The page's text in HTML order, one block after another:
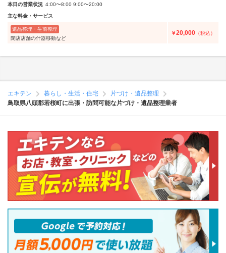
本日の営業状況 4:00〜8:00 9:00〜20:00
主な料金・サービス
遺品整理・生前整理
閉店店舗の什器移動など
￥20,000 （税込）
エキテン 暮らし・生活・住宅
片づけ・遺品整理
鳥取県八頭郡若桜町に出張・訪問可能な片づけ・遺品整理業者